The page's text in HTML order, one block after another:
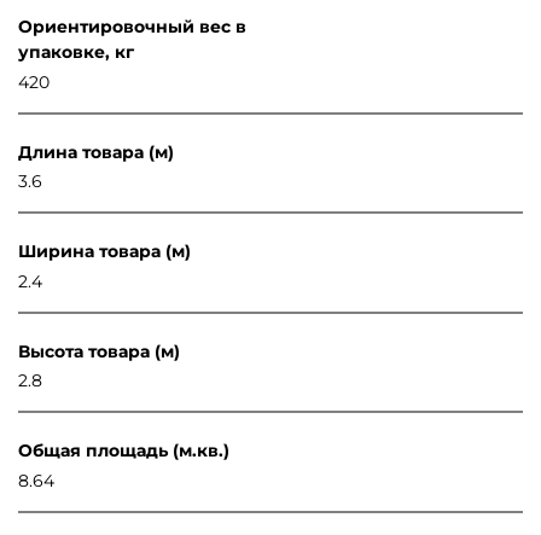
Ориентировочный вес в
упаковке, кг
420
Длина товара (м)
3.6
Ширина товара (м)
2.4
Высота товара (м)
2.8
Общая площадь (м.кв.)
8.64